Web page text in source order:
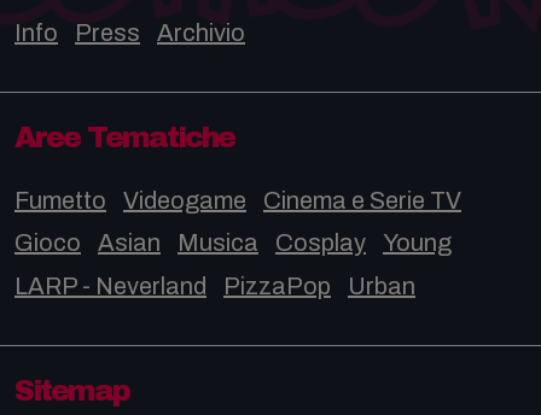
Info Press Archivio
Aree Tematiche
Fumetto Videogame
Cinema e Serie TV
Gioco
Asian Musica Cosplay
Young
LARP - Neverland
PizzaPop Urban
Sitemap